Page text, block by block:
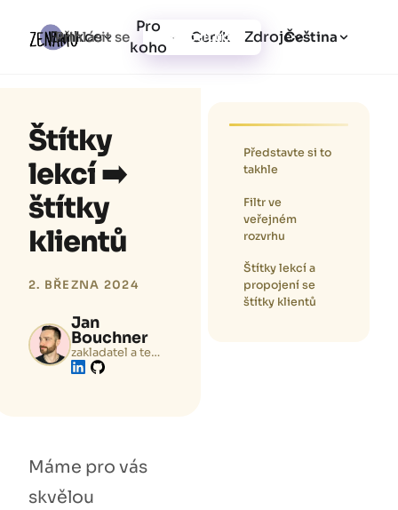
Funkce
Pro
koho
Ceník Zdroje
Přihlásit se Vytvořit účet Čeština
Štítky
lekcí ➡️
štítky
klientů
2. BŘEZNA 2024
Jan
Bouchner
zakladatel a tech
lead
Máme pro vás
skvělou
Představte si to
takhle
Filtr ve
veřejném
rozvrhu
Štítky lekcí a
propojení se️
štítky klientů